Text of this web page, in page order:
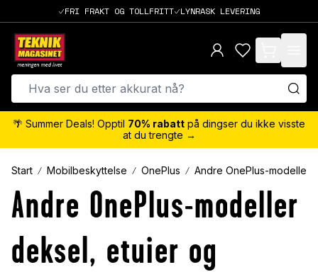
FRI FRAKT OG TOLLFRITT LYNRASK LEVERING
items in cart,
🌴 Summer Deals! Opptil 70% rabatt på dingser du ikke visste
at du trengte →
Start Mobilbeskyttelse OnePlus Andre OnePlus-modeller
Andre OnePlus-modeller
deksel, etuier og